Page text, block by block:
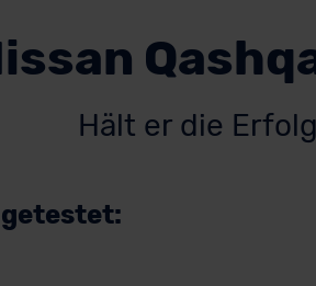
Hält er die
getestet: